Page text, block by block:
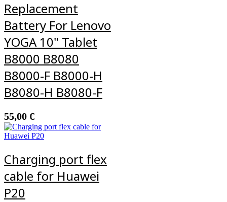
Replacement
Battery For Lenovo
YOGA 10" Tablet
B8000 B8080
B8000-F B8000-H
B8080-H B8080-F
55,00 €
Charging port flex
cable for Huawei
P20